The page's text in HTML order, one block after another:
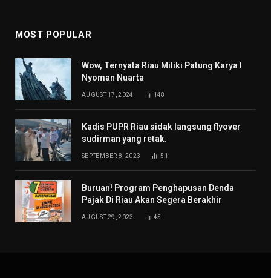
MOST POPULAR
Wow, Ternyata Riau Miliki Patung Karya I
Nyoman Nuarta
AUGUST 17, 2024 148
Kadis PUPR Riau sidak langsung flyover
sudirman yang retak.
SEPTEMBER 8, 2023 51
Buruan! Program Penghapusan Denda
Pajak Di Riau Akan Segera Berakhir
AUGUST 29, 2023 45